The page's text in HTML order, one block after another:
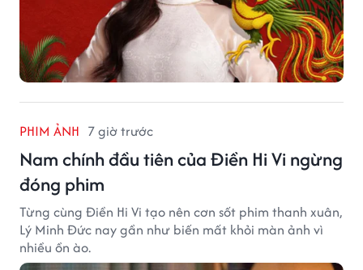
PHIM ẢNH 7 giờ trước
Nam chính đầu tiên của Điền Hi Vi ngừng
đóng phim
Từng cùng Điền Hi Vi tạo nên cơn sốt phim thanh xuân,
Lý Minh Đức nay gần như biến mất khỏi màn ảnh vì
nhiều ồn ào.